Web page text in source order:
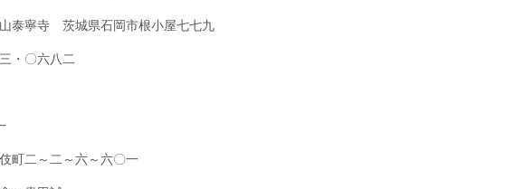
泰寧寺 茨城県石岡市根小屋七七九
・〇六八二
町二～二～六～六〇一